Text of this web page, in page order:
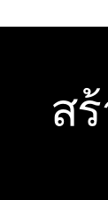
ส